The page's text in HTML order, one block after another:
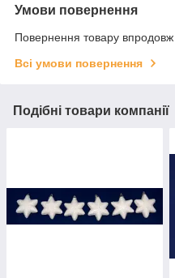
Умови повернення
Повернення товару впродовж
Всі умови повернення
Подібні товари компанії